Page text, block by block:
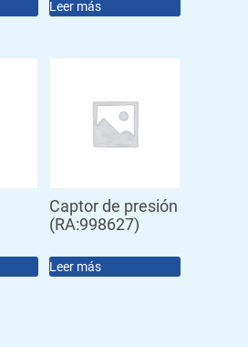
Leer más
Captor de presión
(RA:998627)
Leer más